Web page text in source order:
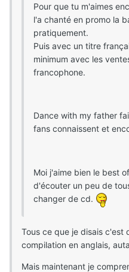
Pour que tu m'aimes
l'a chanté en promo la
pratiquement.
Puis avec un titre
minimum avec les
francophone.
Dance with my father
fans connaissent et
Moi j'aime bien le best
d'écouter un peu de
changer de cd.
Tous ce que je disais c'est
compilation en anglais,
Mais maintenant je